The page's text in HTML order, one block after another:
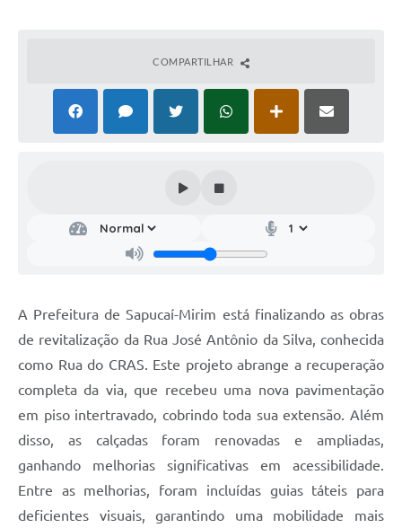
COMPARTILHAR
A Prefeitura de Sapucaí-Mirim está finalizando as obras
de revitalização da Rua José Antônio da Silva, conhecida
como Rua do CRAS. Este projeto abrange a recuperação
completa da via, que recebeu uma nova pavimentação
em piso intertravado, cobrindo toda sua extensão. Além
disso, as calçadas foram renovadas e ampliadas,
ganhando melhorias significativas em acessibilidade.
Entre as melhorias, foram incluídas guias táteis para
deficientes visuais, garantindo uma mobilidade mais